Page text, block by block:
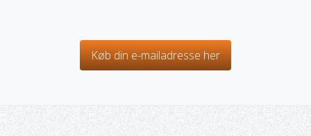
Køb din e-mailadresse her